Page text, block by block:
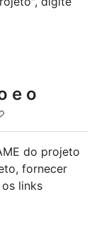
e o
do projeto
fornecer
links